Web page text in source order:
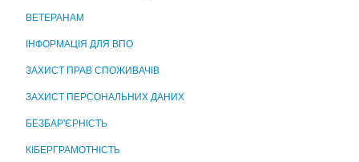
ВЕТЕРАНАМ
ІНФОРМАЦІЯ ДЛЯ ВПО
ЗАХИСТ ПРАВ СПОЖИВАЧІВ
ЗАХИСТ ПЕРСОНАЛЬНИХ ДАНИХ
БЕЗБАР'ЄРНІСТЬ
КІБЕРГРАМОТНІСТЬ